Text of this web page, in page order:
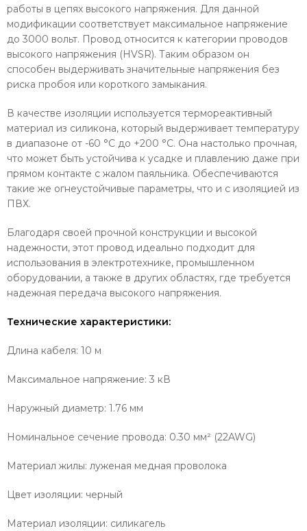
работы в цепях высокого напряжения. Для данной
модификации соответствует максимальное напряжение
до 3000 вольт. Провод относится к категории проводов
высокого напряжения (HVSR). Таким образом он
способен выдерживать значительные напряжения без
риска пробоя или короткого замыкания.
В качестве изоляции используется термореактивный
материал из силикона, который выдерживает температуру
в диапазоне от -60 °C до +200 °C. Она настолько прочная,
что может быть устойчива к усадке и плавлению даже при
прямом контакте с жалом паяльника. Обеспечиваются
такие же огнеустойчивые параметры, что и с изоляцией из
ПВХ.
Благодаря своей прочной конструкции и высокой
надежности, этот провод идеально подходит для
использования в электротехнике, промышленном
оборудовании, а также в других областях, где требуется
надежная передача высокого напряжения.
Технические характеристики:
Длина кабеля: 10 м
Максимальное напряжение: 3 кВ
Наружный диаметр: 1.76 мм
Номинальное сечение провода: 0.30 мм² (22AWG)
Материал жилы: луженая медная проволока
Цвет изоляции: черный
Материал изоляции: силикагель